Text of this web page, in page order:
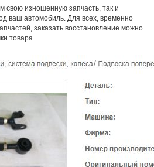
свою изношенную запчасть, так и
ваш автомобиль. Для всех, временно
заказать восстановление можно
товара.